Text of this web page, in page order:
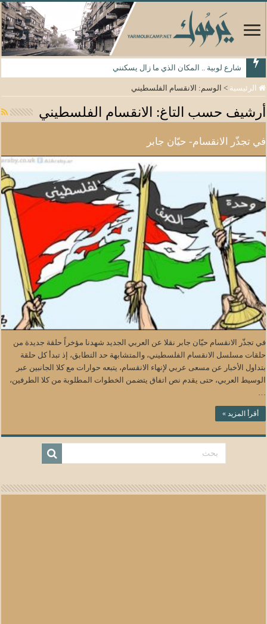
شارع لوبية .. المكان الذي ما زال يسكنني
الرئيسية > الوسم: الانقسام الفلسطيني
أرشيف حسب التاغ: الانقسام الفلسطيني
في تجذّر الانقسام- حيّان جابر
في تجذّر الانقسام حيّان جابر نقلا عن العربي الجديد شهدنا مؤخراً حلقة جديدة من
حلقات مسلسل الانقسام الفلسطيني، والمتشابهة حد التطابق، إذ تبدأ كل حلقة
بتداول الأخبار عن مسعى عربي لإنهاء الانقسام، يتبعه حوارات مع كلا الجانبين عبر
الوسيط العربي، حتى يقدم نص اتفاق يتضمن الخطوات المطلوبة من كلا الطرفين،
أقرأ المزيد »